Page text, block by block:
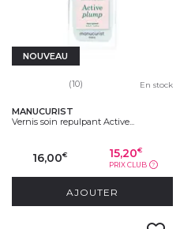
NOUVEAU
(10) En stock
MANUCURIST
Vernis soin repulpant Active...
16,00€ 15,20€
PRIX CLUB ?
AJOUTER